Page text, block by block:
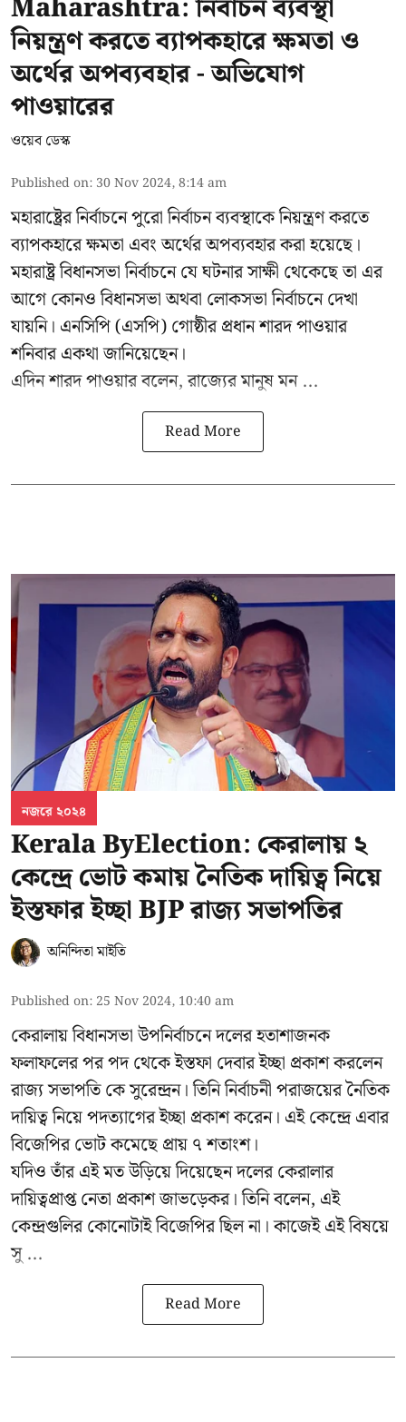
Maharashtra: নির্বাচন ব্যবস্থা
নিয়ন্ত্রণ করতে ব্যাপকহারে ক্ষমতা ও
অর্থের অপব্যবহার - অভিযোগ
পাওয়ারের
ওয়েব ডেস্ক
Published on: 30 Nov 2024, 8:14 am
মহারাষ্ট্রের নির্বাচনে পুরো নির্বাচন ব্যবস্থাকে নিয়ন্ত্রণ করতে
ব্যাপকহারে ক্ষমতা এবং অর্থের অপব্যবহার করা হয়েছে।
মহারাষ্ট্র বিধানসভা নির্বাচনে যে ঘটনার সাক্ষী থেকেছে তা এর
আগে কোনও বিধানসভা অথবা লোকসভা নির্বাচনে দেখা
যায়নি। এনসিপি (এসপি) গোষ্ঠীর প্রধানশারদ পাওয়ার
শনিবার একথা জানিয়েছেন।
এদিন শারদ পাওয়ার বলেন, রাজ্যের মানুষ মন ...
Read More
নজরে ২০২৪
Kerala ByElection: কেরালায় ২
কেন্দ্রে ভোট কমায় নৈতিক দায়িত্ব নিয়ে
ইস্তফার ইচ্ছা BJP রাজ্য সভাপতির
অনিন্দিতা মাইতি
Published on: 25 Nov 2024, 10:40 am
কেরালায় বিধানসভা উপনির্বাচনে দলের হতাশাজনক
ফলাফলের পর পদ থেকে ইস্তফা দেবার ইচ্ছা প্রকাশ করলেন
রাজ্য সভাপতি কে সুরেন্দ্রন। তিনি নির্বাচনী পরাজয়ের নৈতিক
দায়িত্ব নিয়ে পদত্যাগের ইচ্ছা প্রকাশ করেন। এই কেন্দ্রে এবার
বিজেপির ভোট কমেছে প্রায় ৭ শতাংশ।
যদিও তাঁর এই মত উড়িয়ে দিয়েছেন দলের কেরালার
দায়িত্বপ্রাপ্ত নেতা প্রকাশ জাভড়েকর। তিনি বলেন, এই
কেন্দ্রগুলির কোনোটাই বিজেপির ছিল না। কাজেই এই বিষয়ে
সু ...
Read More